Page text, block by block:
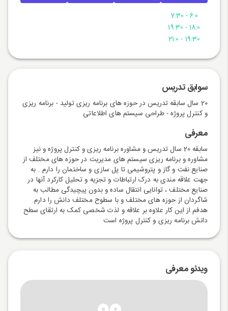
6:0 - 7:30
18:0 - 19:30
19:30 - 21:0
سوابق تدریس
20 سال سابقه تدریس در حوزه های برنامه ریزی تولید - برنامه ریزی
و کنترل پروژه - طراحی سیستم های اطلاعاتی
معرفی
سابقه 20 سال تدریس و مشاوره برنامه ریزی و کنترل پروژه و نیز
مشاوره و برنامه ریزی سیستم های مدیریت در حوزه های مختلف از
صنایع نفت و گاز و پتروشیمی تا پل سازی و ساختمان را دارم . به
جهت علاقه مندی به درک ارتباطات و تجزیه و تحلیل کارکرد آنها در
صنایع مختلف ، توانایی انتقال ساده و بدون پیچیدگی مطالب به
شاگردان از حوزه های مختلف و با سطوح مختلف دانش را دارم.
هدفم از این کار علاوه بر علاقه و لذت شخصی کمک به ارتقای سطح
دانش برنامه ریزی و کنترل پروژه است
ویدئو معرفی